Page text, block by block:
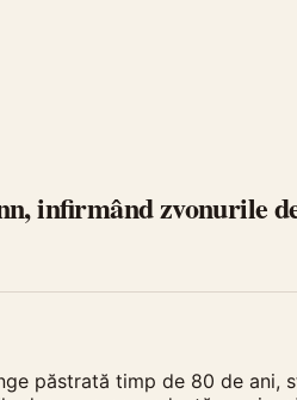
infirmând zvonurile
păstrată timp de 80 de ani,